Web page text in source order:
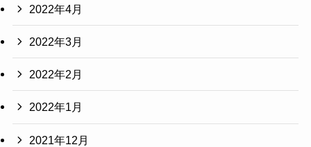
2022年4月
2022年3月
2022年2月
2022年1月
2021年12月